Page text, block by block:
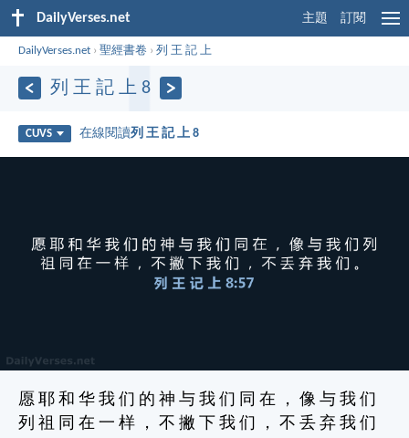
DailyVerses.net 主題 訂閱
DailyVerses.net ›聖經書卷 ›列 王 記 上
列 王 記 上 8
CUVS 在線閱讀列 王 記 上 8
愿 耶 和 华 我 们 的 神 与 我 们 同 在 ， 像 与 我 们
列 祖 同 在 一 样 ， 不 撇 下 我 们 ， 不 丢 弃 我 们